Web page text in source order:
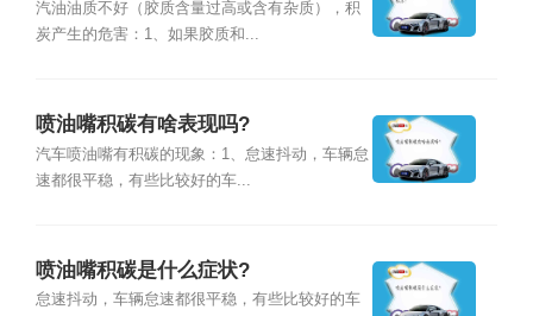
汽油油质不好（胶质含量过高或含有杂质），积
炭产生的危害：1、如果胶质和...
喷油嘴积碳有啥表现吗?
汽车喷油嘴有积碳的现象：1、怠速抖动，车辆怠
速都很平稳，有些比较好的车...
喷油嘴积碳是什么症状?
怠速抖动，车辆怠速都很平稳，有些比较好的车